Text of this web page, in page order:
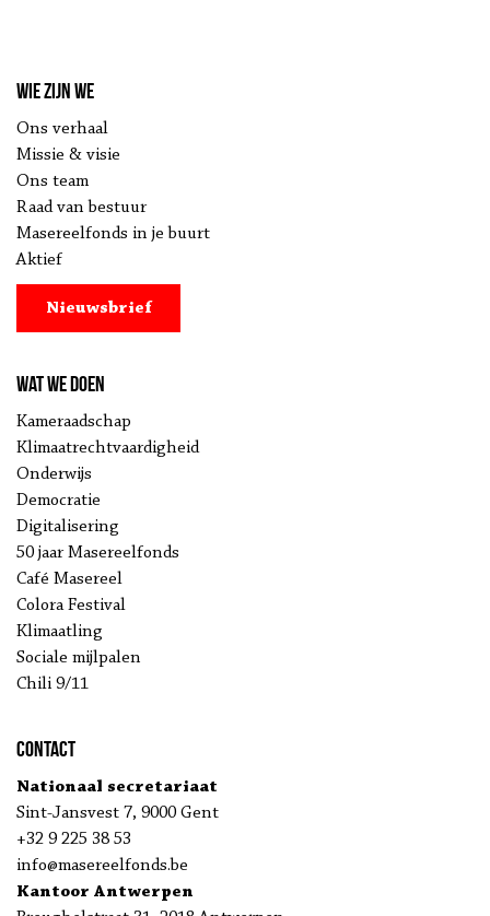
Wie zijn we
Ons verhaal
Missie & visie
Ons team
Raad van bestuur
Masereelfonds in je buurt
Aktief
Nieuwsbrief
Wat we doen
Kameraadschap
Klimaatrechtvaardigheid
Onderwijs
Democratie
Digitalisering
50 jaar Masereelfonds
Café Masereel
Colora Festival
Klimaatling
Sociale mijlpalen
Chili 9/11
Contact
Nationaal secretariaat
Sint-Jansvest 7, 9000 Gent
+32 9 225 38 53
info@masereelfonds.be
Kantoor Antwerpen